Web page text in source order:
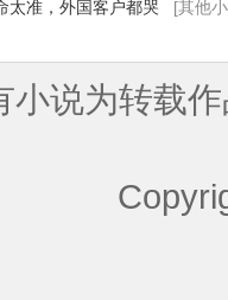
妇了[
太准，外国客户都哭
[其他
小说为转载